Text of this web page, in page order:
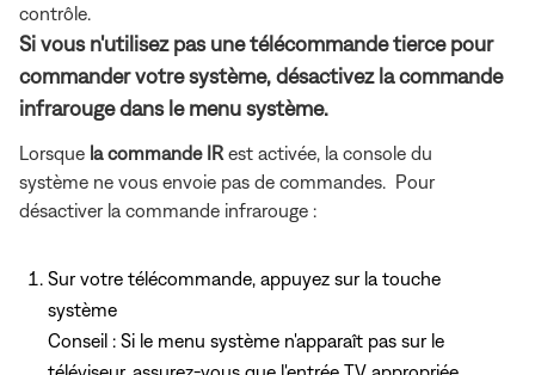
contrôle.
Si vous n'utilisez pas une télécommande tierce pour
commander votre système, désactivez la commande
infrarouge dans le menu système.
Lorsque la commande IR est activée, la console du
système ne vous envoie pas de commandes. Pour
désactiver la commande infrarouge :
Sur votre télécommande, appuyez sur la touche
système
Conseil : Si le menu système n'apparaît pas sur le